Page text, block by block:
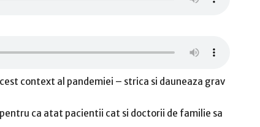
context al pandemiei – strica si dauneaza grav
ca atat pacientii cat si doctorii de familie sa